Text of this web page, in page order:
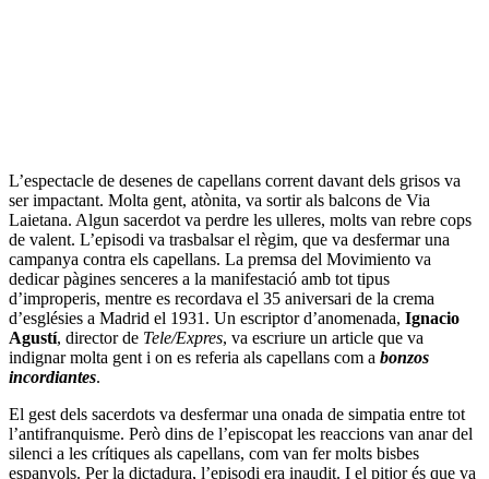
L’espectacle de desenes de capellans corrent davant dels grisos va
ser impactant. Molta gent, atònita, va sortir als balcons de Via
Laietana. Algun sacerdot va perdre les ulleres, molts van rebre cops
de valent. L’episodi va trasbalsar el règim, que va desfermar una
campanya contra els capellans. La premsa del Movimiento va
dedicar pàgines senceres a la manifestació amb tot tipus
d’improperis, mentre es recordava el 35 aniversari de la crema
d’esglésies a Madrid el 1931. Un escriptor d’anomenada, Ignacio
Agustí, director de Tele/Expres, va escriure un article que va
indignar molta gent i on es referia als capellans com a bonzos
incordiantes.
El gest dels sacerdots va desfermar una onada de simpatia entre tot
l’antifranquisme. Però dins de l’episcopat les reaccions van anar del
silenci a les crítiques als capellans, com van fer molts bisbes
espanyols. Per la dictadura, l’episodi era inaudit. I el pitjor és que va